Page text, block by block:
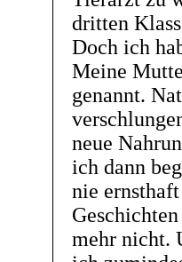
dritten
Doch ich
Meine
genannt.
neue
ich dann
nie
mehr nicht.